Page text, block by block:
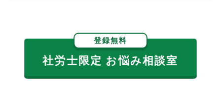
登録無料
社労士限定 お悩み相談室